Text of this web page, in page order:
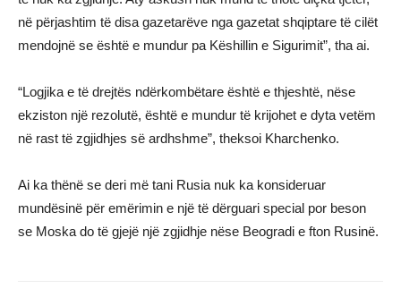
në përjashtim të disa gazetarëve nga gazetat shqiptare të cilët
mendojnë se është e mundur pa Këshillin e Sigurimit”, tha ai.
“Logjika e të drejtës ndërkombëtare është e thjeshtë, nëse
ekziston një rezolutë, është e mundur të krijohet e dyta vetëm
në rast të zgjidhjes së ardhshme”, theksoi Kharchenko.
Ai ka thënë se deri më tani Rusia nuk ka konsideruar
mundësinë për emërimin e një të dërguari special por beson
se Moska do të gjejë një zgjidhje nëse Beogradi e fton Rusinë.